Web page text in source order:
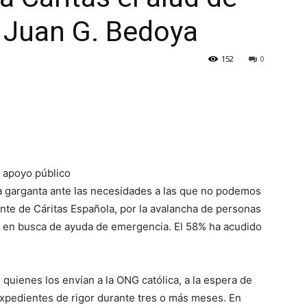
G. Bedoya
0
152
público
ante las necesidades a las que no podemos
de Cáritas Española, por la avalancha de personas
busca de ayuda de emergencia. El 58% ha acudido
los envían a la ONG católica, a la espera de
de rigor durante tres o más meses. En